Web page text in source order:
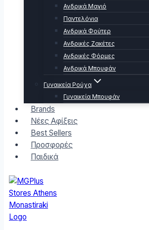
Ανδρικά Μαγιό
Παντελόνια
Ανδρικά Φούτερ
Ανδρικές Ζακέτες
Ανδρικές Φόρμες
Ανδρικά Μπουφάν
Γυναικεία Ρούχα
Γυναικεία Μπουφάν
Brands
Νέες Αφίξεις
Best Sellers
Προσφορές
Παιδικά